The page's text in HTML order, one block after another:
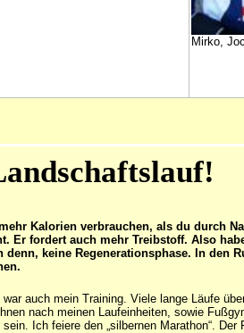
Mirko,
Kalorien verbrauchen, als du durch
fordert auch mehr Treibstoff. Also
keine Regenerationsphase. In den
auch mein Training. Viele lange Läufe
nach meinen Laufeinheiten, sowie
Ich feiere den „silbernen Marathon“. Der